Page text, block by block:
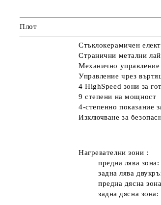
Плот
Стъклокерамичен
Странични метални
Механично управление
Управление чрез
4 HighSpeed зони за
9 степени на мощност
4-степенно показание
Изключване за
Нагревателни зони :
предна лява зона:
задна лява
предна дясна
задна дясна зона: